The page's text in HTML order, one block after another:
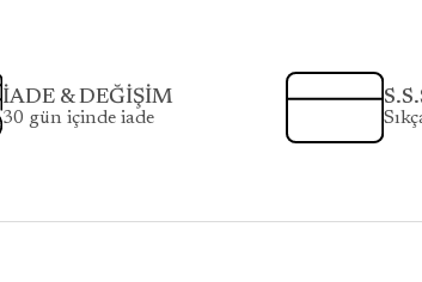
İADE & DEĞİŞİM
30 gün içinde iade